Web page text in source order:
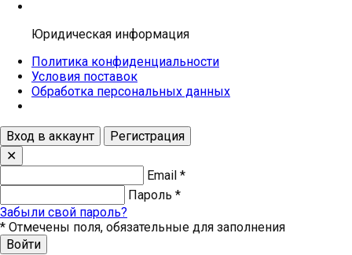
Юридическая информация
Политика конфиденциальности
Условия поставок
Обработка персональных данных
Вход в аккаунт
Регистрация
✕
Email *
Пароль *
Забыли свой пароль?
* Отмечены поля, обязательные для заполнения
Войти